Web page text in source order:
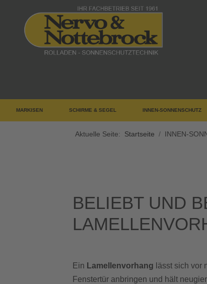
MARKISEN SCHIRME & SEGEL INNEN-SONNENSCHUTZ
Aktuelle Seite: Startseite INNEN-
BELIEBT UND
Ein Lamellenvorhang lässt sich vor
Fenstertür anbringen und hält